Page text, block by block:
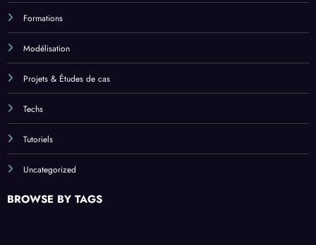
Formations
Modélisation
Projets & Études de cas
Techs
Tutoriels
Uncategorized
BROWSE BY TAGS